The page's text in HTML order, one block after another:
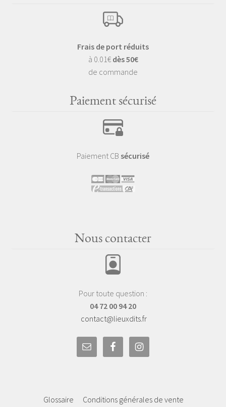
Frais de port réduits
à 0.01€ dès 50€
de commande
Paiement sécurisé
Paiement CB sécurisé
Nous contacter
Pour toute question :
04 72 00 94 20
contact@lieuxdits.fr
Glossaire Conditions générales de vente